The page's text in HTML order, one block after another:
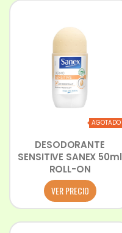
AGOTADO
DESODORANTE
SENSITIVE SANEX 50ml
ROLL-ON
VER PRECIO